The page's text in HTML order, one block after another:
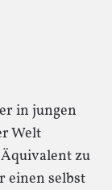
in jungen
Welt
zu
einen selbst